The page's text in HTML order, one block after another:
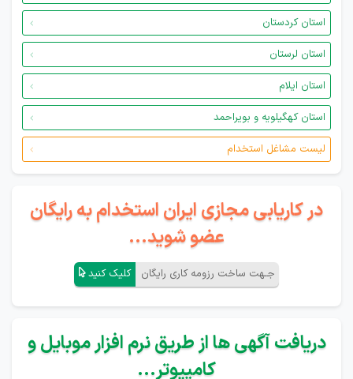
استان کردستان
استان لرستان
استان ایلام
استان کهگیلویه و بویراحمد
لیست مشاغل استخدام
در کاریابی مجازی ایران استخدام به رایگان
عضو شوید...
جـهت ساخت رزومه کاری رایگان کلیک کنید
دریافت آگهی ها از طریق نرم افزار موبایل و
کامپیوتر...